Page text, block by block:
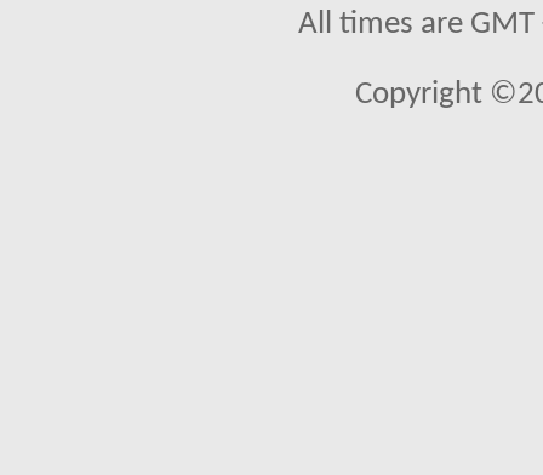
All times are
Copyright